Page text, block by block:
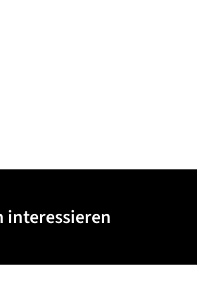
interessieren